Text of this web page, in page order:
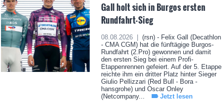
Gall holt sich in Burgos ersten
Rundfahrt-Sieg
08.08.2026 |
(rsn) - Felix Gall (Decathlon
- CMA CGM) hat die fünftägige Burgos-
Rundfahrt (2.Pro) gewonnen und damit
den ersten Sieg bei einem Profi-
Etappenrennen gefeiert. Auf der 5. Etappe
reichte ihm ein dritter Platz hinter Sieger
Giulio Pellizzari (Red Bull - Bora -
hansgrohe) und Oscar Onley
(Netcompany...
Jetzt lesen